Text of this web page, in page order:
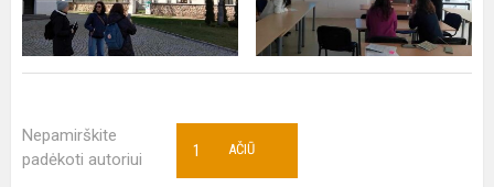
Nepamirškite
padėkoti autoriui
AČIŪ
1